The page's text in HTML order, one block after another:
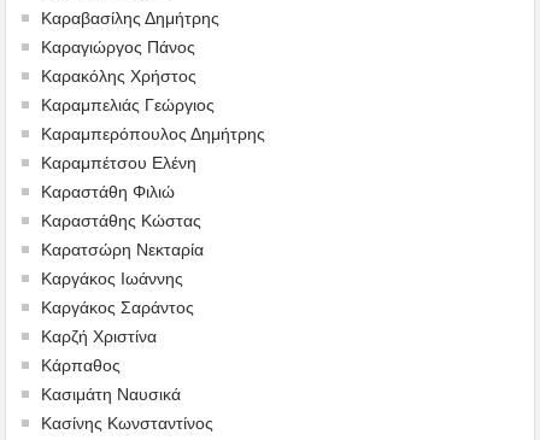
Καραβασίλης Δημήτρης
Καραγιώργος Πάνος
Καρακόλης Χρήστος
Καραμπελιάς Γεώργιος
Καραμπερόπουλος Δημήτρης
Καραμπέτσου Ελένη
Καραστάθη Φιλιώ
Καραστάθης Κώστας
Καρατσώρη Νεκταρία
Καργάκος Ιωάννης
Καργάκος Σαράντος
Καρζή Χριστίνα
Κάρπαθος
Κασιμάτη Ναυσικά
Κασίνης Κωνσταντίνος